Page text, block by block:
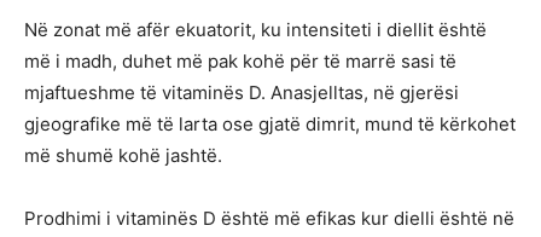
Në zonat më afër ekuatorit, ku intensiteti i diellit është
më i madh, duhet më pak kohë për të marrë sasi të
mjaftueshme të vitaminës D. Anasjelltas, në gjerësi
gjeografike më të larta ose gjatë dimrit, mund të kërkohet
më shumë kohë jashtë.
Prodhimi i vitaminës D është më efikas kur dielli është në